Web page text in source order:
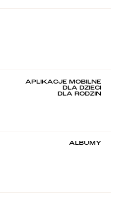
APLIKACJE MOBILNE
DLA DZIECI
DLA RODZIN
ALBUMY